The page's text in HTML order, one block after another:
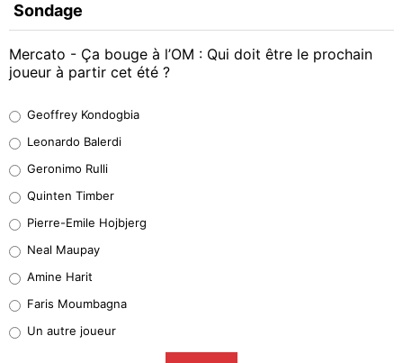
Sondage
Mercato - Ça bouge à l’OM : Qui doit être le prochain
joueur à partir cet été ?
38%
32%
4%
1%
9%
Geoffrey Kondogbia
Leonardo Balerdi
Geronimo Rulli
Quinten Timber
Pierre-Emile Hojbjerg
Neal Maupay
Amine Harit
Faris Moumbagna
Un autre joueur